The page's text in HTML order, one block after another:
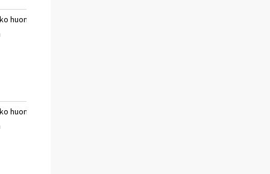
huono
huono